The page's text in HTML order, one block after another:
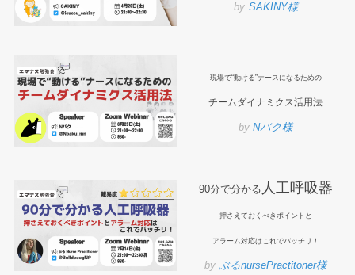
by SAKINY様
現場で“動ける”ナースになるための
チームダイナミクス活用法
byNバク様
90分で分かる 人工呼吸器
押さえておくべきポイントと
アラーム対応はこれでバッチリ！
byぶるnursePractitoner様